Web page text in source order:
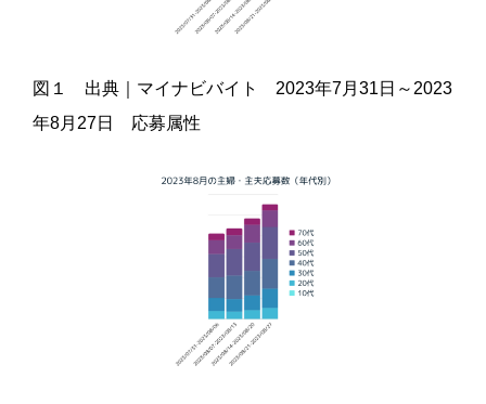
図１ 出典｜マイナビバイト 2023年7月31日～2023
年8月27日 応募属性